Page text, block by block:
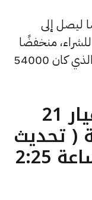
ليصل إلى
و53560 جنيهًا للشراء، منخفضًا
بقيمة 40 جنيهات عن السعر السابق الذي كان 54000
ما هو سعر الذهب عيار 21
( تحديث
الثلاثاء 10 فبراير الساعة 2:25